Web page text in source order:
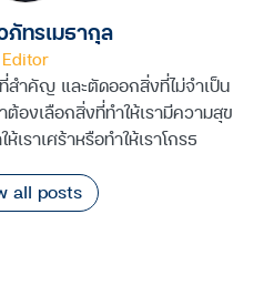
ทรเมธากุล
Editor
ำคัญ และตัดออกสิ่งที่ไม่จำเป็น
องเลือกสิ่งที่ทำให้เรามีความสุข
เราเศร้าหรือทำให้เราโกรธ
all posts